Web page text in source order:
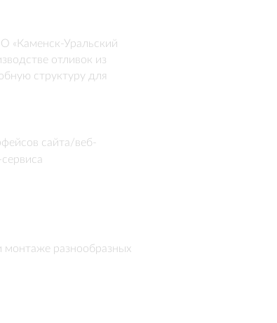
«Каменск-Уральский
отливок из
структуру для
сайта/веб-
монтаже разнообразных
удобную